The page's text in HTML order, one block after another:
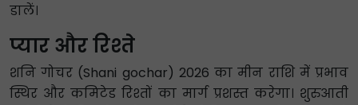
डालें।
प्यार और रिश्ते
शनि गोचर (Shani gochar) 2026 का मीन राशि में प्रभाव
स्थिर और कमिटेड रिश्तों का मार्ग प्रशस्त करेगा। शुरुआती